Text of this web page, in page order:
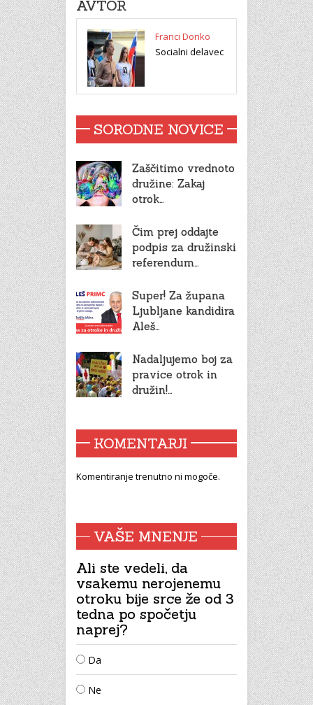
AVTOR
Franci Donko
Socialni delavec
SORODNE NOVICE
Zaščitimo vrednoto
družine: Zakaj
otrok…
Čim prej oddajte
podpis za družinski
referendum…
Super! Za župana
Ljubljane kandidira
Aleš…
Nadaljujemo boj za
pravice otrok in
družin!…
KOMENTARJI
Komentiranje trenutno ni mogoče.
VAŠE MNENJE
Ali ste vedeli, da
vsakemu nerojenemu
otroku bije srce že od 3
tedna po spočetju
naprej?
Da
Ne